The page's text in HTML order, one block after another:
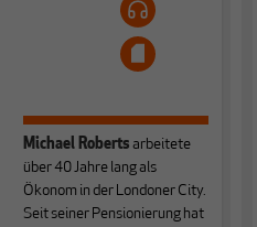
Michael Roberts arbeitete
über 40 Jahre lang als
Ökonom in der Londoner City.
Seit seiner Pensionierung hat